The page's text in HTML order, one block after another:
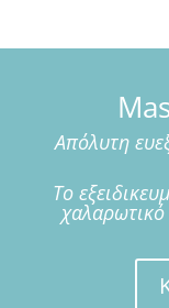
Απόλυτη
Το
χαλαρωτικό